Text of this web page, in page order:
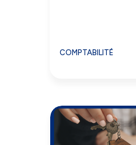
COMPTABILITÉ